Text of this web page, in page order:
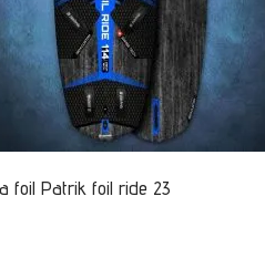
foil Patrik foil ride 23